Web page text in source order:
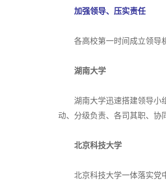
加强领导、压实责任
各高校第一时间成立领导机
湖南大学
湖南大学迅速搭建领导小组
动、分级负责、各司其职、协
北京科技大学
北京科技大学一体落实党中